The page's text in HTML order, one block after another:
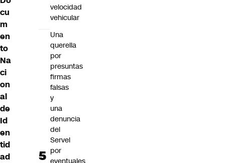
cu
m
en
to
Na
ci
on
al
de
Id
en
tid
ad
velocidad
vehicular
Una
querella
por
presuntas
firmas
falsas
y
una
denuncia
del
Servel
por
eventuales